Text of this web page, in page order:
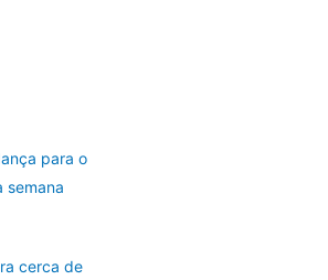
para o
semana
cerca de